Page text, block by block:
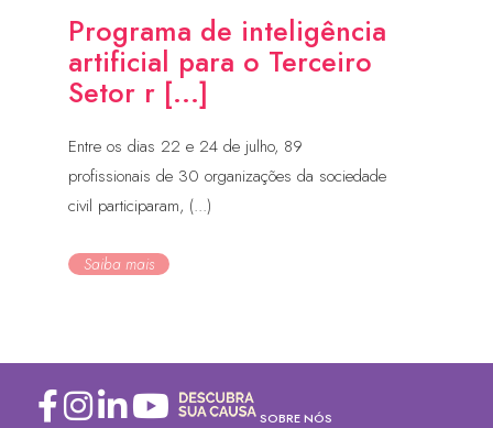
Programa de inteligência
artificial para o Terceiro
Setor r [...]
Entre os dias 22 e 24 de julho, 89
profissionais de 30 organizações da sociedade
civil participaram, (...)
Saiba mais
SOBRE NÓS